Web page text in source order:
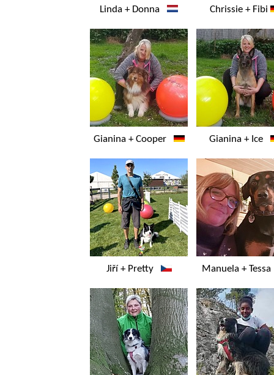
Linda + Donna Chrissie + Fibi
Gianina + Cooper Gianina + Ice
Jiří + Pretty Manuela +